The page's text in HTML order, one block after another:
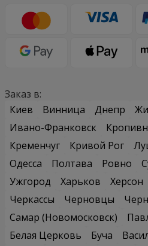
Заказ в:
Киев
Винница Днепр
Ивано-Франковск
Кременчуг
Кривой Рог
Одесса
Полтава Ровно
Ужгород
Харьков Херсон
Черкассы
Черновцы
Самар (Новомосковск)
Белая Церковь
Буча